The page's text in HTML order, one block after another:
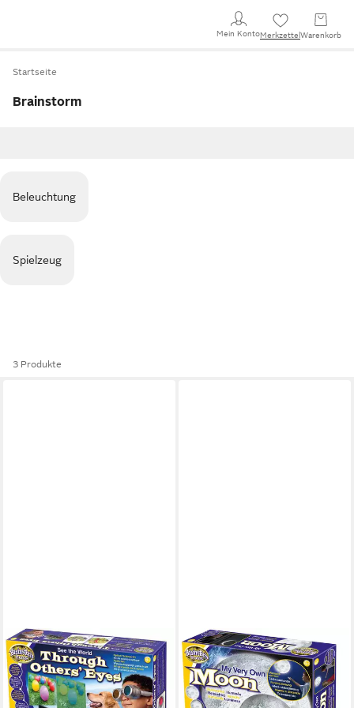
Mein KontoMerkzettel Warenkorb
Startseite
Brainstorm
Beleuchtung
Spielzeug
3 Produkte
BRAINSTORM
Experimentierkasten See The
World Through Others' Eyes
29,16 €
BRAINSTORM
Nachtlicht My Very Own
Moon, Mond mit
Fernbedienung,